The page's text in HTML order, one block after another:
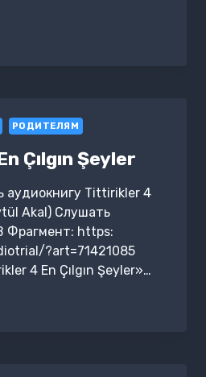
РОДИТЕЛЯМ
Çılgın Şeyler
аудиокнигу Tittirikler 4
Akal) Слушать
Фрагмент: https:
?art=71421085
4 En Çılgın Şeyler»…